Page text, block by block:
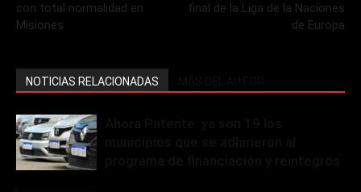
con total normalidad en
Misiones
final de la Liga de la Naciones
de Europa
NOTICIAS RELACIONADAS